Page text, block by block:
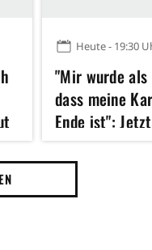
Heute - 19:30
"Mir wurde
dass meine
Ende ist":
Hathaway 43
Jahres gedreht